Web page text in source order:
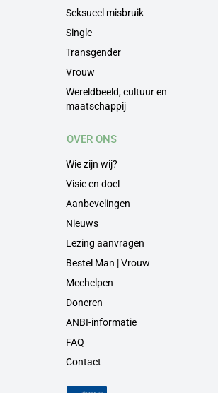
Seksueel misbruik
Single
Transgender
Vrouw
Wereldbeeld, cultuur en
maatschappij
OVER ONS
Wie zijn wij?
Visie en doel
Aanbevelingen
Nieuws
Lezing aanvragen
Bestel Man | Vrouw
Meehelpen
Doneren
ANBI-informatie
FAQ
Contact